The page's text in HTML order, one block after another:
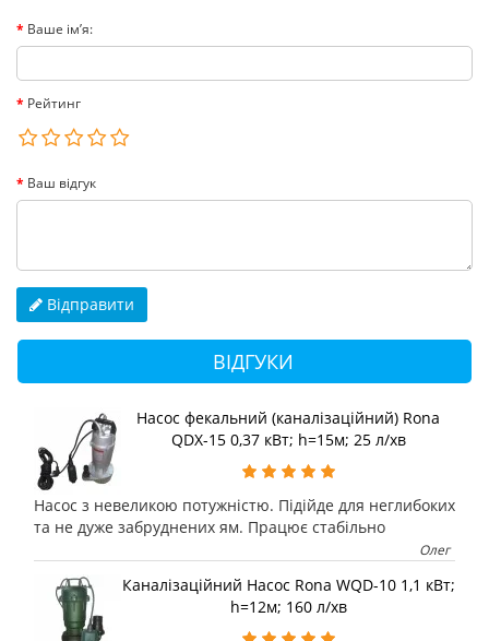
Ваше ім’я:
Рейтинг
Ваш відгук
Відправити
ВІДГУКИ
Насос фекальний (каналізаційний) Rona
QDX-15 0,37 кВт; h=15м; 25 л/хв
Насос з невеликою потужністю. Підійде для неглибоких
та не дуже забруднених ям. Працює стабільно
Олег
Каналізаційний Насос Rona WQD-10 1,1 кВт;
h=12м; 160 л/хв